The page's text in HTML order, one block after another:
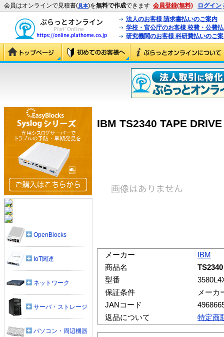
会員はオンラインで見積書(見本)を無料で作成できます 会員登録(無料) ログイン
法人のお客様 請求書払いのご案内
学校・官公庁のお客様 校費・公費
研究機関のお客様 科研費払いのご
IBM TS2340 TAPE
メーカー
IBM
商品名
型番
保証条件
メーカ
JANコード
返品について
特定商
OpenBlocks
IoT関連
ネットワーク
サーバ・ストレージ
パソコン・周辺機器